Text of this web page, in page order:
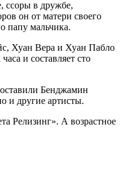
ссоры в дружбе,
он от матери своего
папу мальчика.
Хуан Вера и Хуан Пабло
и составляет сто
Бенджамин
и другие артисты.
Релизинг». А возрастное